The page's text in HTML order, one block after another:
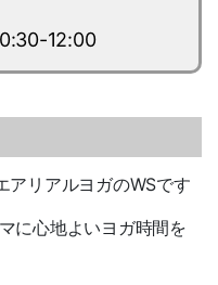
12:00
アリアルヨガのWSです
に心地よいヨガ時間を